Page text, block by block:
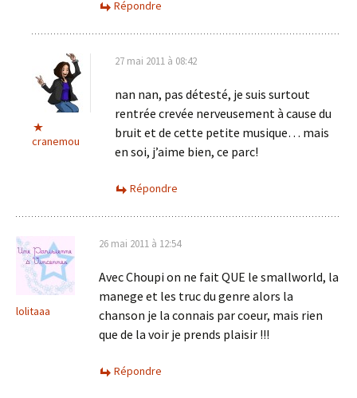
Répondre
cranemou
27 mai 2011 à 08:42
nan nan, pas détesté, je suis surtout
rentrée crevée nerveusement à cause du
bruit et de cette petite musique… mais
en soi, j’aime bien, ce parc!
Répondre
lolitaaa
26 mai 2011 à 12:54
Avec Choupi on ne fait QUE le smallworld, la
manege et les truc du genre alors la
chanson je la connais par coeur, mais rien
que de la voir je prends plaisir !!!
Répondre